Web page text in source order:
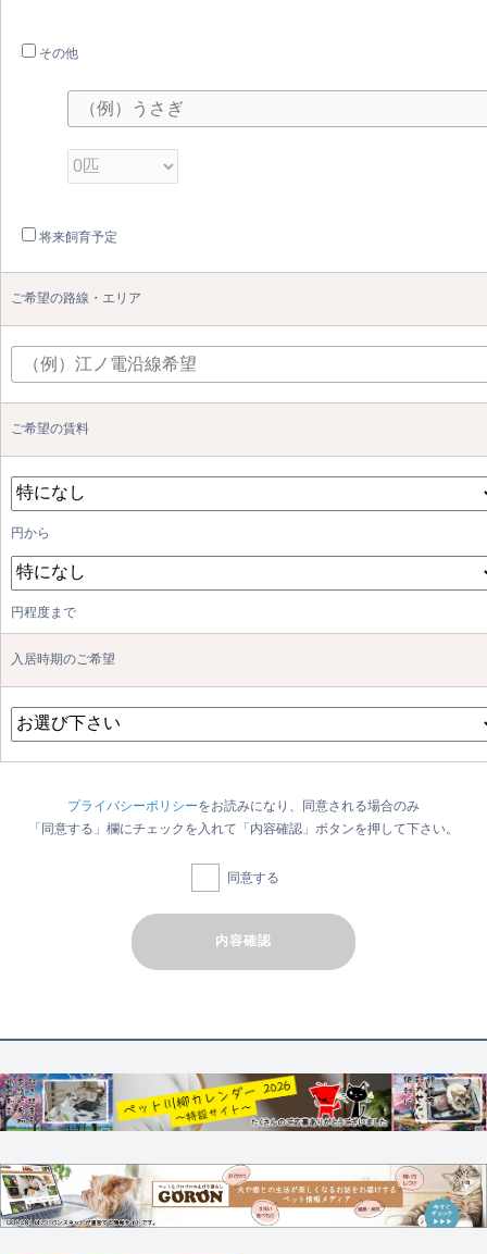
その他
将来飼育予定
ご希望の路線・エリア
ご希望の賃料
円から
円程度まで
入居時期のご希望
プライバシーポリシーをお読みになり、同意される場合のみ
「同意する」欄にチェックを入れて「内容確認」ボタンを押して下さい。
同意する